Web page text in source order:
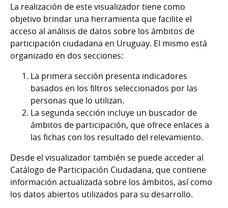
La realización de este visualizador tiene como
objetivo brindar una herramienta que facilite el
acceso al análisis de datos sobre los ámbitos de
participación ciudadana en Uruguay. El mismo está
organizado en dos secciones:
La primera sección presenta indicadores
basados en los filtros seleccionados por las
personas que lo utilizan.
La segunda sección incluye un buscador de
ámbitos de participación, que ofrece enlaces a
las fichas con los resultado del relevamiento.
Desde el visualizador también se puede acceder al
Catálogo de Participación Ciudadana, que contiene
información actualizada sobre los ámbitos, así como
los datos abiertos utilizados para su desarrollo.